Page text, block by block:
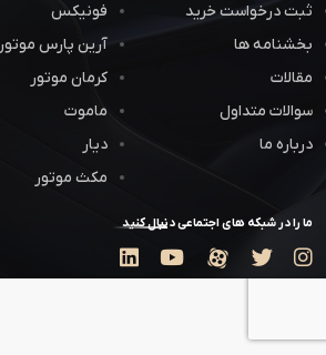
ثبت درخواست خرید
بخشنامه ها
مقالات
سوالات متداول
درباره ما
فونیکس
آرین پارس موتور
کرمان موتور
ماموت
دیار
مکث موتور
ما را در شبکه های اجتماعی دنبال کنید